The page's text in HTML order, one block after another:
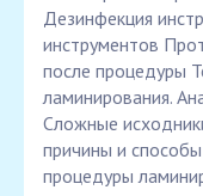
Дезинфекция
инструментов
после процедуры
ламинирования.
Сложные
причины и
процедуры